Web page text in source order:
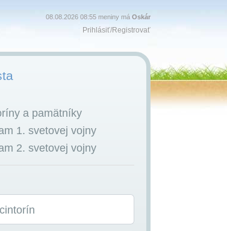
08.08.2026 08:55 meniny má Oskár
Prihlásiť/Registrovať
a pamätníky
1. svetovej vojny
2. svetovej vojny